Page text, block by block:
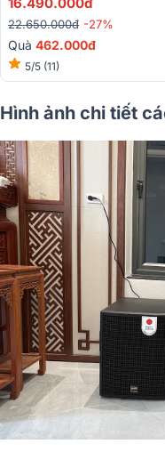
22.650.000đ -27%
Quà 462.000đ
5/5 (11)
Hình ảnh chi tiết